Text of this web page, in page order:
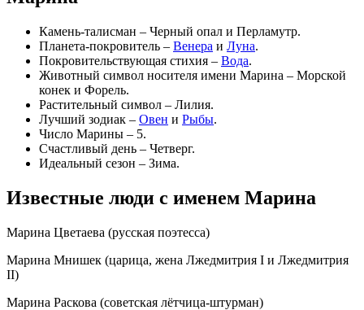
Камень-талисман – Черный опал и Перламутр.
Планета-покровитель – Венера и Луна.
Покровительствующая стихия – Вода.
Животный символ носителя имени Марина – Морской
конек и Форель.
Растительный символ – Лилия.
Лучший зодиак – Овен и Рыбы.
Число Марины – 5.
Счастливый день – Четверг.
Идеальный сезон – Зима.
Известные люди с именем Марина
Марина Цветаева (русская поэтесса)
Марина Мнишек (царица, жена Лжедмитрия I и Лжедмитрия
II)
Марина Раскова (советская лётчица-штурман)